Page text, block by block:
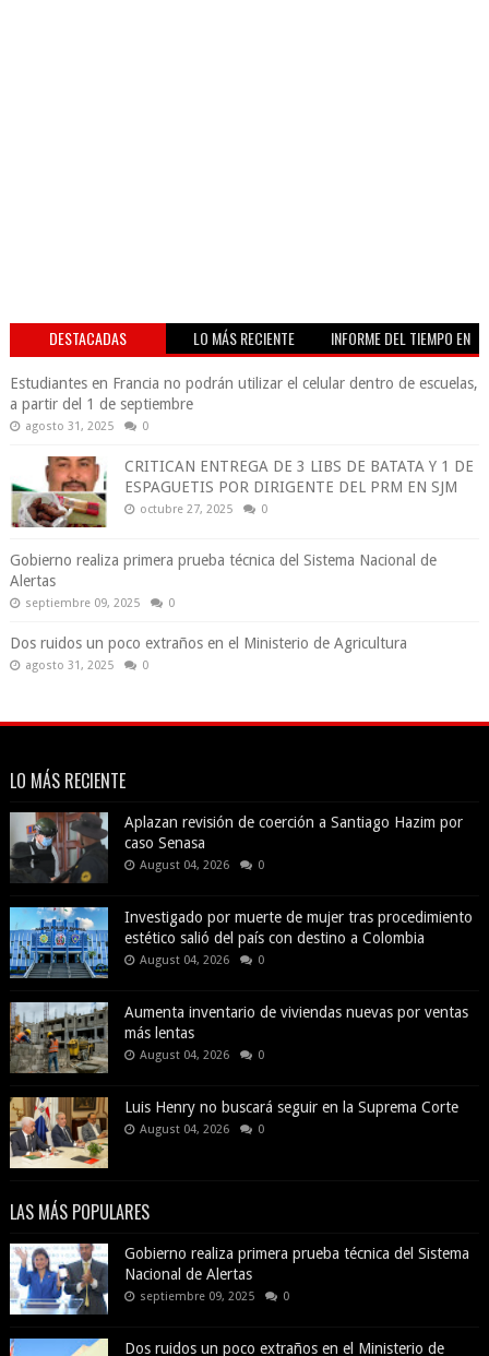
DESTACADAS LO MÁS RECIENTE
INFORME DEL TIEMPO EN
Estudiantes en Francia no podrán utilizar el celular dentro de escuelas,
a partir del 1 de septiembre
agosto 31, 2025 0
CRITICAN ENTREGA DE 3 LIBS DE BATATA Y 1 DE
ESPAGUETIS POR DIRIGENTE DEL PRM EN SJM
octubre 27, 2025 0
Gobierno realiza primera prueba técnica del Sistema Nacional de
Alertas
septiembre 09, 2025 0
Dos ruidos un poco extraños en el Ministerio de Agricultura
agosto 31, 2025 0
LO MÁS RECIENTE
Aplazan revisión de coerción a Santiago Hazim por
caso Senasa
August 04, 2026 0
Investigado por muerte de mujer tras procedimiento
estético salió del país con destino a Colombia
August 04, 2026 0
Aumenta inventario de viviendas nuevas por ventas
más lentas
August 04, 2026 0
Luis Henry no buscará seguir en la Suprema Corte
August 04, 2026 0
LAS MÁS POPULARES
Gobierno realiza primera prueba técnica del Sistema
Nacional de Alertas
septiembre 09, 2025 0
Dos ruidos un poco extraños en el Ministerio de